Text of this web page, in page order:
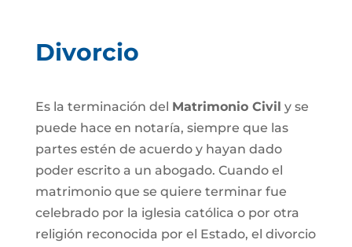
Divorcio
Es la terminación del Matrimonio Civil y se
puede hace en notaría, siempre que las
partes estén de acuerdo y hayan dado
poder escrito a un abogado. Cuando el
matrimonio que se quiere terminar fue
celebrado por la iglesia católica o por otra
religión reconocida por el Estado, el divorcio